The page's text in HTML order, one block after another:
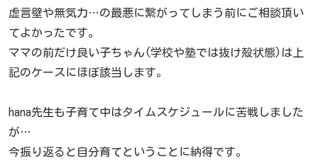
虚言壁や無気力…の最悪に繋がってしまう前にご相談頂い
てよかったです。
ママの前だけ良い子ちゃん(学校や塾では抜け殻状態)は上
記のケースにほぼ該当します。
hana先生も子育て中はタイムスケジュールに苦戦しました
が…
今振り返ると自分育てということに納得です。